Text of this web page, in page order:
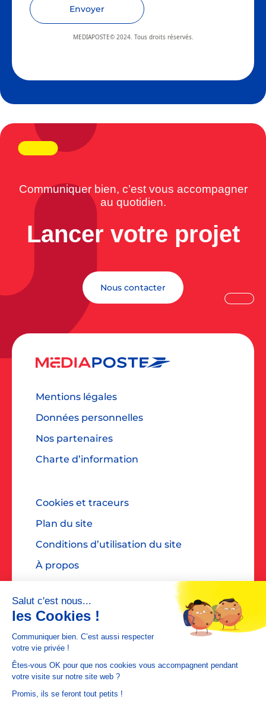
Envoyer
MEDIAPOSTE© 2024. Tous droits réservés.
Communiquer bien, c’est vous accompagner
au quotidien.
Lancer votre projet
Nous contacter
Mentions légales
Données personnelles
Nos partenaires
Charte d’information
Cookies et traceurs
Plan du site
Conditions d’utilisation du site
À propos
Accessibilité : non conforme
Contact presse : diane@dialoguespr.fr